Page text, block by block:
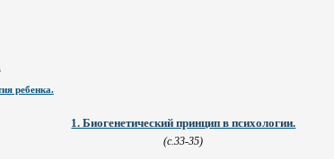
ребенка.
1. Биогенетический принцип в психологии.
(с.33-35)